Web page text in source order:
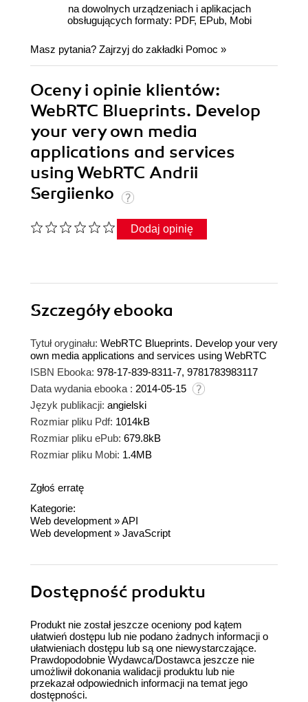
na dowolnych urządzeniach i aplikacjach
obsługujących formaty: PDF, EPub, Mobi
Masz pytania? Zajrzyj do zakładki Pomoc »
Oceny i opinie klientów:
WebRTC Blueprints. Develop
your very own media
applications and services
using WebRTC Andrii
Sergiienko
Dodaj opinię
Szczegółyebooka
Tytuł oryginału: WebRTC Blueprints. Develop your very
own media applications and services using WebRTC
ISBN Ebooka: 978-17-839-8311-7, 9781783983117
Data wydania ebooka : 2014-05-15
Język publikacji: angielski
Rozmiar pliku Pdf: 1014kB
Rozmiar pliku ePub: 679.8kB
Rozmiar pliku Mobi: 1.4MB
Zgłoś erratę
Kategorie:
Web development »API
Web development » JavaScript
Dostępność produktu
Produkt nie został jeszcze oceniony pod kątem
ułatwień dostępu lub nie podano żadnych informacji o
ułatwieniach dostępu lub są one niewystarczające.
Prawdopodobnie Wydawca/Dostawca jeszcze nie
umożliwił dokonania walidacji produktu lub nie
przekazał odpowiednich informacji na temat jego
dostępności.